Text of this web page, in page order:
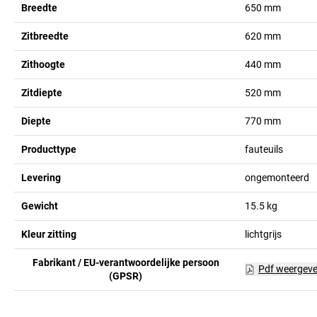
Breedte 650 mm
Zitbreedte 620 mm
Zithoogte 440 mm
Zitdiepte 520 mm
Diepte 770 mm
Producttype fauteuils
Levering ongemonteerd
Gewicht 15.5 kg
Kleur zitting lichtgrijs
Fabrikant / EU-verantwoordelijke persoon
(GPSR)
Pdf